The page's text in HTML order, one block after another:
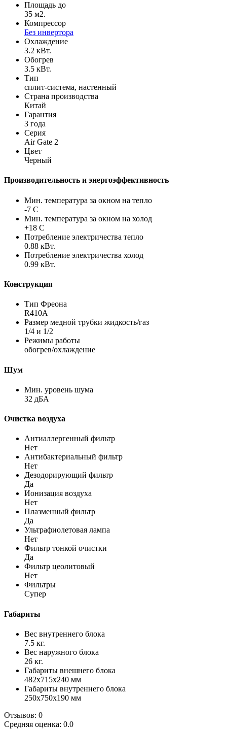
Площадь до
35 м2.
Компрессор
Без инвертора
Охлаждение
3.2 кВт.
Обогрев
3.5 кВт.
Тип
сплит-система, настенный
Страна производства
Китай
Гарантия
3 года
Серия
Air Gate 2
Цвет
Черный
Производительность и энергоэффективность
Мин. температура за окном на тепло
-7 С
Мин. температура за окном на холод
+18 С
Потребление электричества тепло
0.88 кВт.
Потребление электричества холод
0.99 кВт.
Конструкция
Тип Фреона
R410A
Размер медной трубки жидкость/газ
1/4 и 1/2
Режимы работы
обогрев/охлаждение
Шум
Мин. уровень шума
32 дБА
Очистка воздуха
Антиаллергенный фильтр
Нет
Антибактериальный фильтр
Нет
Дезодорирующий фильтр
Да
Ионизация воздуха
Нет
Плазменный фильтр
Да
Ультрафиолетовая лампа
Нет
Фильтр тонкой очистки
Да
Фильтр цеолитовый
Нет
Фильтры
Супер
Габариты
Вес внутреннего блока
7.5 кг.
Вес наружного блока
26 кг.
Габариты внешнего блока
482x715x240 мм
Габариты внутреннего блока
250х750х190 мм
Отзывов: 0
Средняя оценка: 0.0